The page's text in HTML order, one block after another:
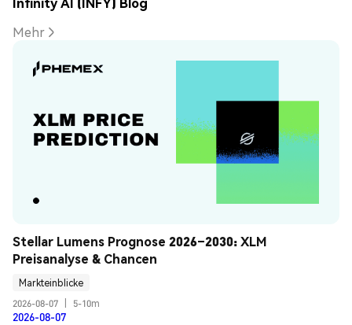
Mehr
Stellar Lumens Prognose 2026–2030: XLM
Preisanalyse & Chancen
Markteinblicke
2026-08-07
5-10m
2026-08-07